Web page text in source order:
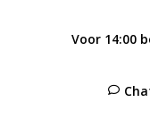
Voor 14:00